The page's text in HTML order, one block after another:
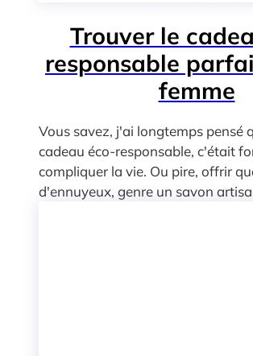
Trouver le
responsable
femme
Vous savez, j'ai longtemps pensé
cadeau éco-responsable, c'était
compliquer la vie. Ou pire, offrir
d'ennuyeux, genre un savon